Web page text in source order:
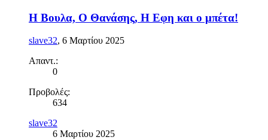
Η Βουλα, Ο Θανάσης, Η Εφη και ο μπέτα!
slave32, 6 Μαρτίου 2025
Απαντ.:
0
Προβολές:
634
slave32
6 Μαρτίου 2025